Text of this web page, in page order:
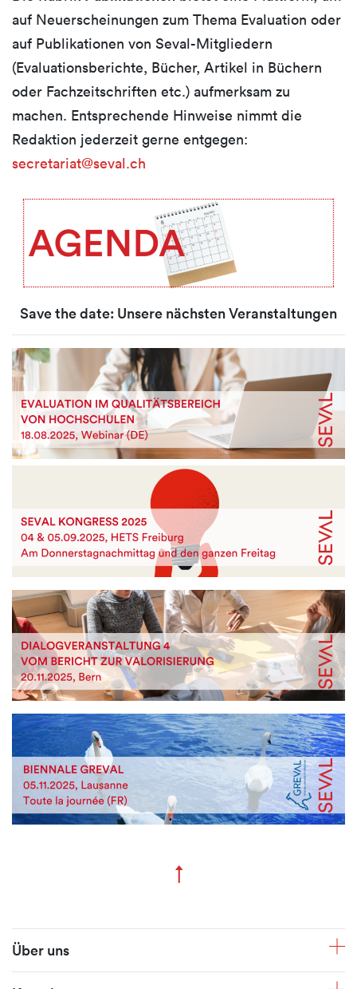
auf Neuerscheinungen zum Thema Evaluation oder
auf Publikationen von Seval-Mitgliedern
(Evaluationsberichte, Bücher, Artikel in Büchern
oder Fachzeitschriften etc.) aufmerksam zu
machen. Entsprechende Hinweise nimmt die
Redaktion jederzeit gerne entgegen:
secretariat@seval.ch
Save the date: Unsere nächsten Veranstaltungen
↑Zum Seitenanfang
Fusszeile
Über uns